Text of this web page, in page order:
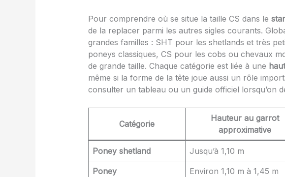
Pour comprendre où se situe la taille CS dans le
de la replacer parmi les autres sigles courants.
grandes familles : SHT pour les shetlands et très
poneys classiques, CS pour les cobs ou chevaux
de grande taille. Chaque catégorie est liée à une
même si la forme de la tête joue aussi un rôle
consulter un tableau ou un guide officiel lorsqu’on
Catégorie
Hauteur au garrot
approximative
Poney shetland Jusqu’à 1,10 m
Poney Environ 1,10 m à 1,45 m